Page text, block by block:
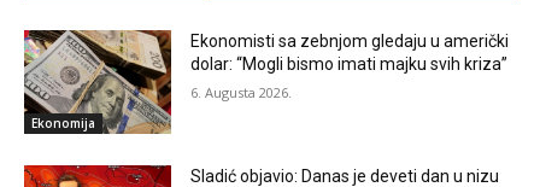
Ekonomija
Ekonomisti sa zebnjom gledaju u američki
dolar: “Mogli bismo imati majku svih kriza”
6. Augusta 2026.
Sladić objavio: Danas je deveti dan u nizu